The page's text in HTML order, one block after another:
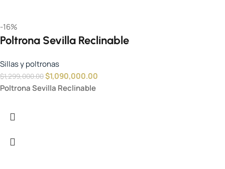
-16%
Poltrona Sevilla Reclinable
Sillas y poltronas
$1,299,000.00$1,090,000.00
Poltrona Sevilla Reclinable